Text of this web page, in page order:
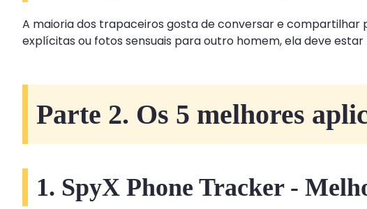
A maioria dos trapaceiros gosta de conversar e compartilhar
explícitas ou fotos sensuais para outro homem, ela deve
Parte 2. Os 5 melhores
1. SpyX Phone Tracker -